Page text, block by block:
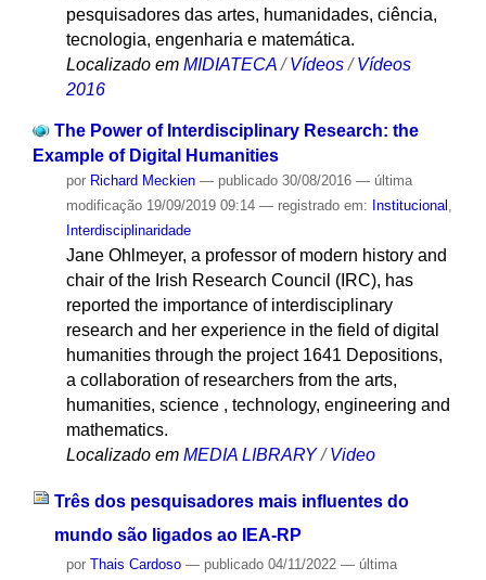
pesquisadores das artes, humanidades, ciência,
tecnologia, engenharia e matemática.
Localizado em MIDIATECA /Vídeos /Vídeos
2016
The Power of Interdisciplinary Research: the
Example of Digital Humanities
por Richard Meckien — publicado30/08/2016 — última
modificação19/09/2019 09:14 — registrado em: Institucional ,
Interdisciplinaridade
Jane Ohlmeyer, a professor of modern history and
chair of the Irish Research Council (IRC), has
reported the importance of interdisciplinary
research and her experience in the field of digital
humanities through the project 1641 Depositions,
a collaboration of researchers from the arts,
humanities, science , technology, engineering and
mathematics.
Localizado em MEDIA LIBRARY /Video
Três dos pesquisadores mais influentes do
mundo são ligados ao IEA-RP
por Thais Cardoso — publicado04/11/2022 — última